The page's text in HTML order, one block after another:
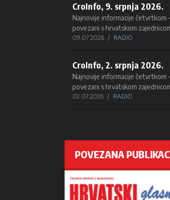
CroInfo, 9. srpnja 2026.
Najnovije informacije četvrtkom -
povezani s hrvatskom
09 07 2026 RADIO
CroInfo, 2. srpnja 2026.
Najnovije informacije četvrtkom -
povezani s hrvatskom
02 07 2026 RADIO
POVEZANA